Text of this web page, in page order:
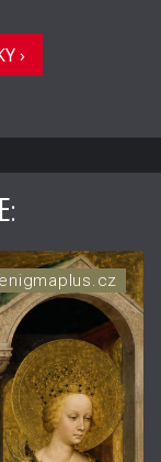
›
:
enigmaplus.cz